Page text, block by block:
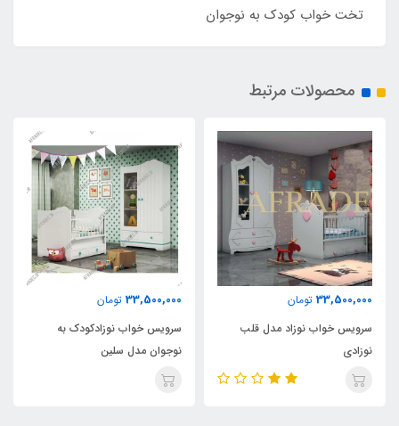
تخت خواب کودک به نوجوان
محصولات مرتبط
33,500,000 تومان
سرویس خواب نوزاد مدل قلب
نوزادی
33,500,000 تومان
سرویس خواب نوزادکودک به
نوجوان مدل سلین